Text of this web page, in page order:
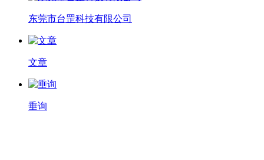
东莞市台罡科技有限公司
文章
垂询